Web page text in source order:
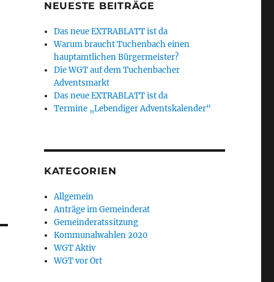
NEUESTE BEITRÄGE
Das neue EXTRABLATT ist da
Warum braucht Tuchenbach einen
hauptamtlichen Bürgermeister?
Die WGT auf dem Tuchenbacher
Adventsmarkt
Das neue EXTRABLATT ist da
Termine „Lebendiger Adventskalender“
KATEGORIEN
Allgemein
Anträge im Gemeinderat
Gemeinderatssitzung
Kommunalwahlen 2020
WGT Aktiv
WGT vor Ort